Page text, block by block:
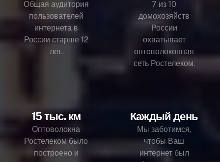
Общая аудитория
пользователей
интернета в
России старше 12
лет.
7 из 10
домохозяйств
России
охватывает
оптоволоконная
сеть Ростелеком.
15 тыс. км
Оптоволокна
Ростелеком было
построено и
Каждый день
Мы заботимся,
чтобы Ваш
интернет был